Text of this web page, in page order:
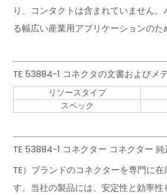
り、コンタクトは含まれていません
る幅広い産業用アプリケーションの
TE 53884-1 コネクタの文書およびメ
リソースタイプ
スペック
TE 53884-1 コネクター コネクター 純
TE）ブランドのコネクターを専門に
す。当社の製品には、安定性と効率